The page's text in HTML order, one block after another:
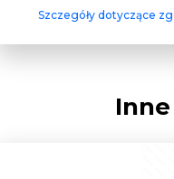
Szczegóły dotyczące